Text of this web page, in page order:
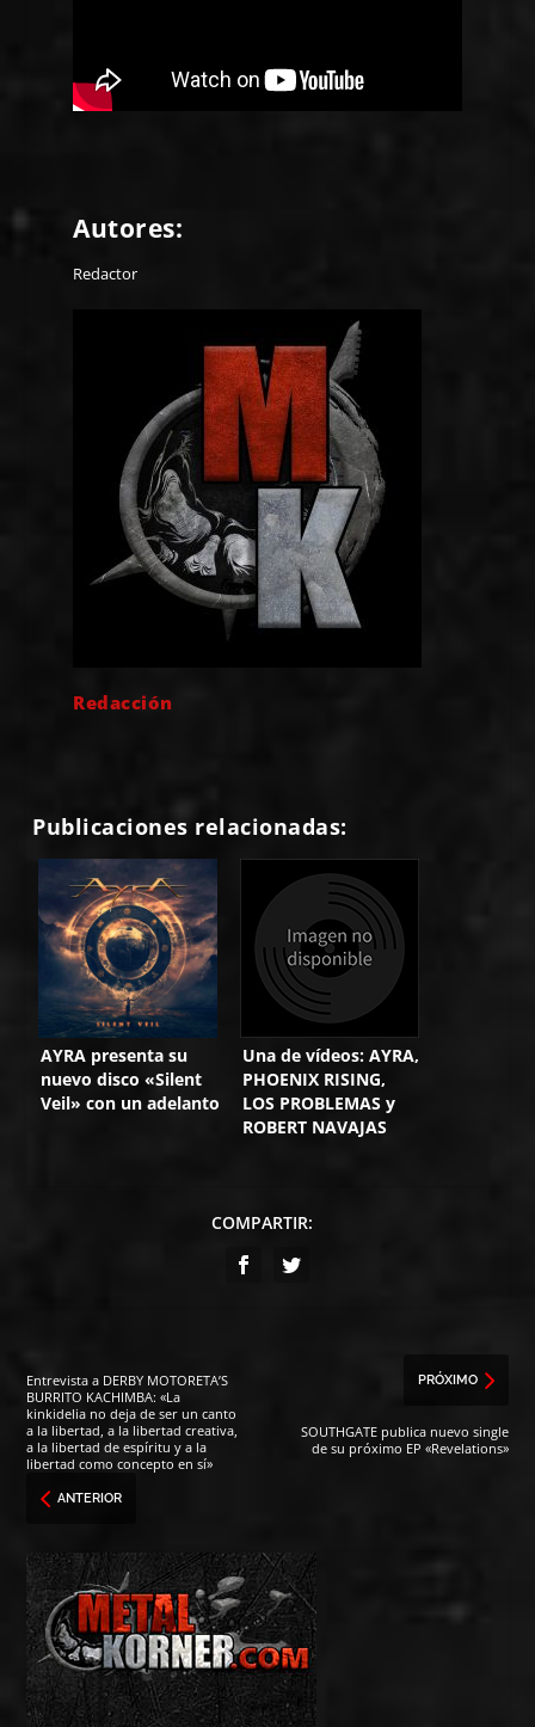
Autores:
Redactor
Redacción
Publicaciones relacionadas:
AYRA presenta su
nuevo disco «Silent
Veil» con un adelanto
Una de vídeos: AYRA,
PHOENIX RISING,
LOS PROBLEMAS y
ROBERT NAVAJAS
COMPARTIR:
Entrevista a DERBY MOTORETA’S
BURRITO KACHIMBA: «La
kinkidelia no deja de ser un canto
a la libertad, a la libertad creativa,
a la libertad de espíritu y a la
libertad como concepto en sí»
ANTERIOR
PRÓXIMO
SOUTHGATE publica nuevo single
de su próximo EP «Revelations»